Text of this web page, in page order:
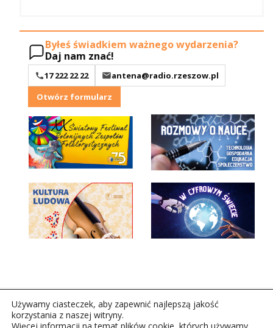
Byłeś świadkiem ważnego wydarzenia?
Daj nam znać!
17 222 22 22
antena@radio.rzeszow.pl
Otwórz formularz
Używamy ciasteczek, aby zapewnić najlepszą jakość
korzystania z naszej witryny.